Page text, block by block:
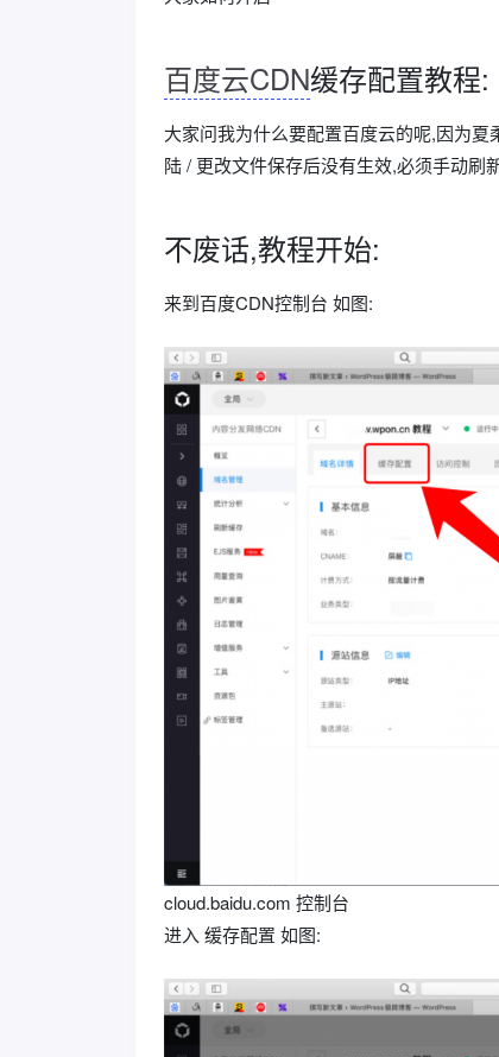
百度云CDN缓存配置教程:
大家问我为什么要配置百度云的呢,因为
陆 / 更改文件保存后没有生效,必须手动刷
不废话,教程开始:
来到百度CDN控制台 如图:
cloud.baidu.com 控制台
进入 缓存配置 如图: